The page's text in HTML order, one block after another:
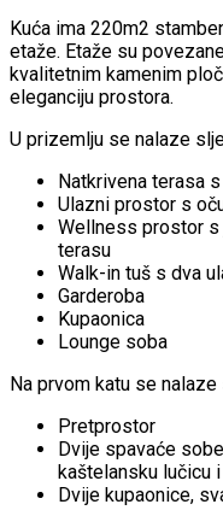
Kuća ima 220m2
etaže. Etaže su
kvalitetnim kamenim
eleganciju prostora.
U prizemlju se nalaze
Natkrivena terasa
Ulazni prostor s
Wellness prostor s
terasu
Walk-in tuš s dva
Garderoba
Kupaonica
Lounge soba
Na prvom katu se
Pretprostor
Dvije spavaće
kaštelansku lučicu
Dvije kupaonice,